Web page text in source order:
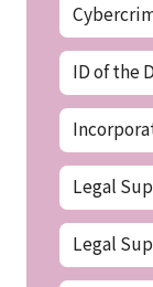
ID of the
Legal
Legal